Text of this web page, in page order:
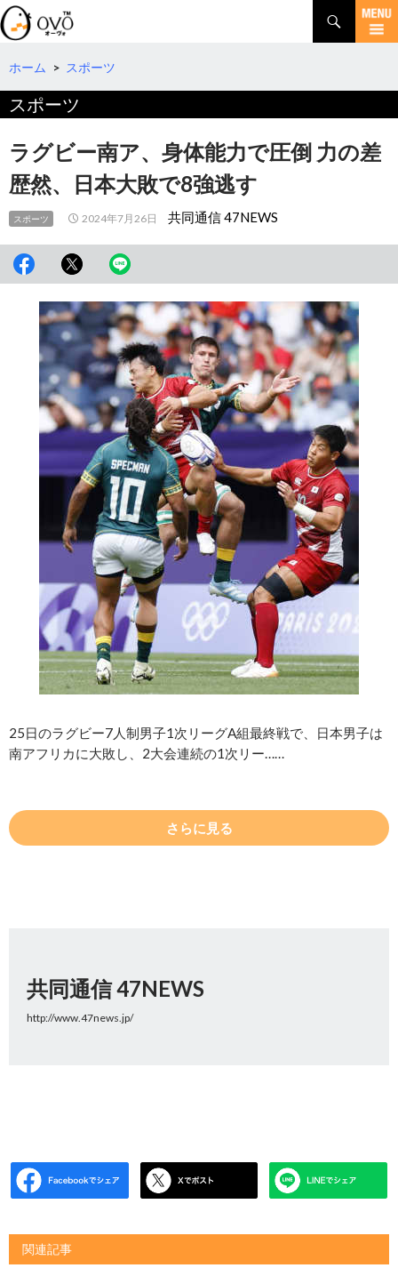
検
索
コ
テ
へ
ホーム > スポーツ
スポーツ
ラグビー南ア、身体能力で圧倒 力の差
歴然、日本大敗で8強逃す
スポーツ 2024年7月26日 共同通信 47NEWS
25日のラグビー7人制男子1次リーグA組最終戦で、日本男子は
南アフリカに大敗し、2大会連続の1次リー……
さらに見る
共同通信 47NEWS
http://www.47news.jp/
関連記事